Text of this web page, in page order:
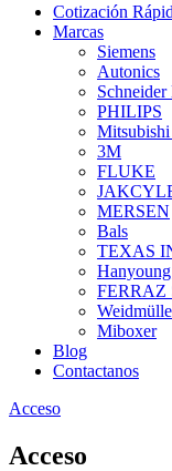
Cotización
Marcas
Siemens
Autonics
PHILIPS
3M
FLUKE
MERSEN
Bals
TEXAS
FERRAZ
Miboxer
Blog
Contactanos
Acceso
Acceso